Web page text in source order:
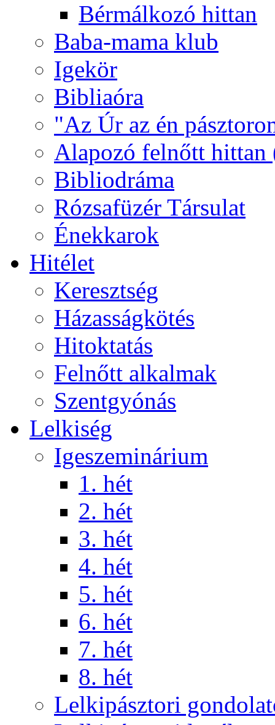
Bérmálkozó hittan
Baba-mama klub
Igekör
Bibliaóra
"Az Úr az én
Alapozó felnőtt hittan
Bibliodráma
Rózsafüzér Társulat
Énekkarok
Hitélet
Keresztség
Házasságkötés
Hitoktatás
Felnőtt alkalmak
Szentgyónás
Lelkiség
Igeszeminárium
1. hét
2. hét
3. hét
4. hét
5. hét
6. hét
7. hét
8. hét
Lelkipásztori